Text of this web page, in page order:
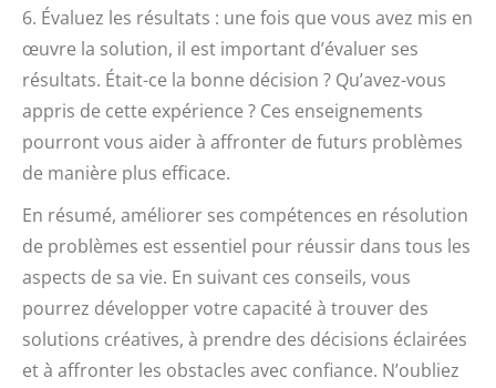
6. Évaluez les résultats : une fois que vous avez mis en
œuvre la solution, il est important d’évaluer ses
résultats. Était-ce la bonne décision ? Qu’avez-vous
appris de cette expérience ? Ces enseignements
pourront vous aider à affronter de futurs problèmes
de manière plus efficace.
En résumé, améliorer ses compétences en résolution
de problèmes est essentiel pour réussir dans tous les
aspects de sa vie. En suivant ces conseils, vous
pourrez développer votre capacité à trouver des
solutions créatives, à prendre des décisions éclairées
et à affronter les obstacles avec confiance. N’oubliez